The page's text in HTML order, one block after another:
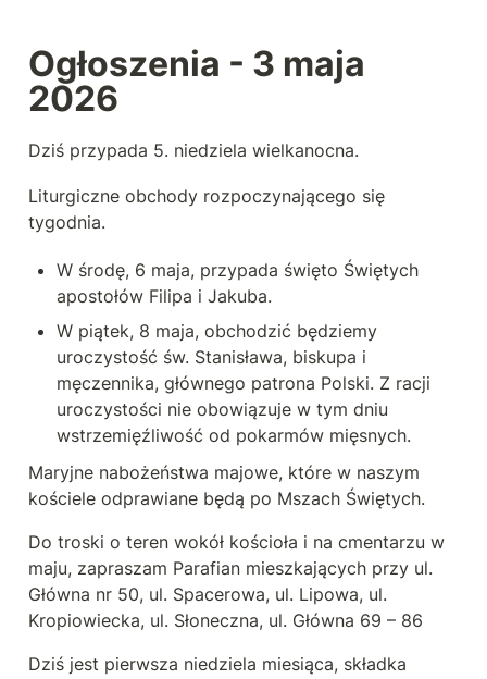
Ogłoszenia - 3 maja
2026
Dziś przypada 5. niedziela wielkanocna.
Liturgiczne obchody rozpoczynającego się
tygodnia.
W środę, 6 maja, przypada święto Świętych
apostołów Filipa i Jakuba.
W piątek, 8 maja, obchodzić będziemy
uroczystość św. Stanisława, biskupa i
męczennika, głównego patrona Polski. Z racji
uroczystości nie obowiązuje w tym dniu
wstrzemięźliwość od pokarmów mięsnych.
Maryjne nabożeństwa majowe, które w naszym
kościele odprawiane będą po Mszach Świętych.
Do troski o teren wokół kościoła i na cmentarzu w
maju, zapraszam Parafian mieszkających przy ul.
Główna nr 50, ul. Spacerowa, ul. Lipowa, ul.
Kropiowiecka, ul. Słoneczna, ul. Główna 69 – 86
Dziś jest pierwsza niedziela miesiąca, składka